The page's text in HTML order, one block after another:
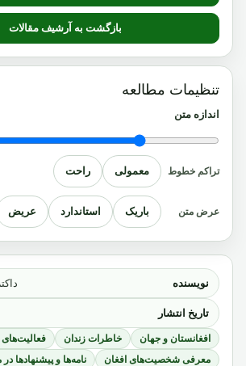
نویسنده
تاریخ انتشار
افغانستان و جهان خاطرات زندان
معرفی شخصیت‌های افغان
نامه‌ها و پیشنهادها
بازگشت به آرشیف مقالات
تنظیمات مطالعه
اندازه متن
تراکم خطوط معمولی راحت
عرض متن باریک استاندارد عریض